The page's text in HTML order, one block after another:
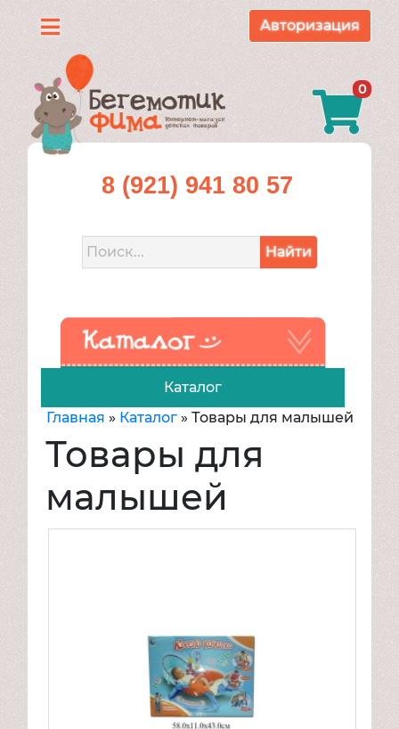
Каталог
О
нас
Доставка
Контакты
Авторизация
0
8 (921) 941 80 57
Найти
Каталог
Игрушки
Велосипеды
Надувная продукция
Транспорт для детей
Товары для спорта и отдыха
Главная » Каталог» Товары для малышей
Товары для
малышей